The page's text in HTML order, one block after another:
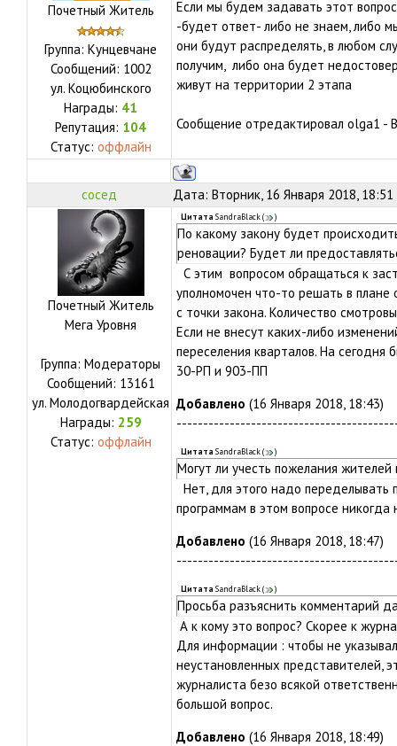
Почетный Житель
Группа: Кунцевчане
Сообщений: 1002
ул. Коцюбинского
Награды: 41
Репутация: 104
Статус: оффлайн
Если мы будем задавать этот
-будет ответ- либо не знаем, либо
они будут распределять, в любом
получим, либо она будет
живут на территории 2 этапа
Сообщение отредактировал olga1 -
сосед Дата: Вторник, 16 Января 2018,
Почетный Житель
Мега Уровня
Группа: Модераторы
Сообщений: 13161
ул. Молодогвардейская
Награды: 259
Статус: оффлайн
Цитата SandraBlack( )
По какому закону будет
реновации? Будет ли
С этим вопросом обращаться к
уполномочен что-то решать в плане
с точки закона. Количество
Если не внесут каких-либо
переселения кварталов. На
30-РП и 903-ПП
Добавлено (16 Января 2018, 18:43)
Цитата SandraBlack( )
Могут ли учесть пожелания
Нет, для этого надо
программам в этом вопросе никогда
Добавлено (16 Января 2018, 18:47)
Цитата SandraBlack( )
Просьба разъяснить комментарий
А к кому это вопрос? Скорее к
Для информации : чтобы не
неустановленных представителей,
журналиста безо всякой
большой вопрос.
Добавлено (16 Января 2018, 18:49)